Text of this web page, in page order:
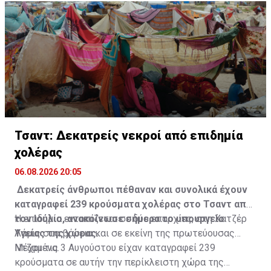
Τσαντ: Δεκατρείς νεκροί από επιδημία
χολέρας
06.08.2026 20:05
Δεκατρείς άνθρωποι πέθαναν και συνολικά έχουν
καταγραφεί 239 κρούσματα χολέρας στο Τσαντ από
τον Ιούλιο, ανακοίνωσε σήμερα το υπουργείο
Υγείας της χώρας.
Η επιδημία εντοπίζεται σε δύο επαρχίες, στη Χατζέρ
Λάμις στα βόρεια και σε εκείνη της πρωτεύουσας
Ντζαμένα.
Μέχρι τις 3 Αυγούστου είχαν καταγραφεί 239
κρούσματα σε αυτήν την περίκλειστη χώρα της